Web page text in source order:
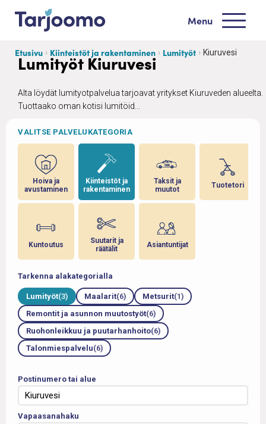
Siirry sisältöön
Menu
Etusivu Kiinteistöt ja rakentaminen Lumityöt Kiuruvesi
Lumityöt Kiuruvesi
Alta löydät lumityotpalvelua tarjoavat yritykset Kiuruveden alueelta.
Tuottaako oman kotisi lumitöid...
VALITSE PALVELUKATEGORIA
Hoiva ja
avustaminen
Kuntoutus
Kiinteistöt ja
rakentaminen
Suutarit ja
räätälit
Taksit ja
muutot
Asiantuntijat
Tuotetori
Tarkenna alakategorialla
Lumityöt(3) Maalarit(6) Metsurit(1)
Remontit ja asunnon muutostyöt(6)
Ruohonleikkuu ja puutarhanhoito(6)
Talonmiespalvelu(6)
Postinumero tai alue
Vapaasanahaku